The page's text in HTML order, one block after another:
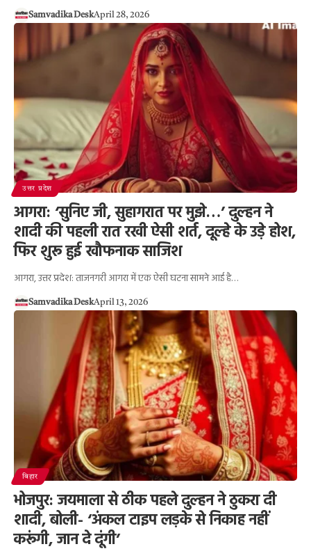
Samvadika DeskApril 28, 2026
उत्तर प्रदेश
आगरा: ‘सुनिए जी, सुहागरात पर मुझे…’ दुल्हन ने
शादी की पहली रात रखी ऐसी शर्त, दूल्हे के उड़े होश,
फिर शुरू हुई खौफनाक साजिश
आगरा, उत्तर प्रदेश: ताजनगरी आगरा में एक ऐसी घटना सामने आई है…
Samvadika DeskApril 13, 2026
बिहार
भोजपुर: जयमाला से ठीक पहले दुल्हन ने ठुकरा दी
शादी, बोली- ‘अंकल टाइप लड़के से निकाह नहीं
करूंगी, जान दे दूंगी’